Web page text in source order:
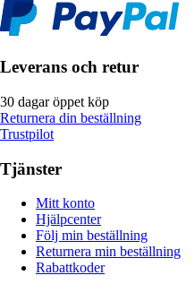
Leverans och retur
30 dagar öppet köp
Returnera din beställning
Trustpilot
Tjänster
Mitt konto
Hjälpcenter
Följ min beställning
Returnera min beställning
Rabattkoder